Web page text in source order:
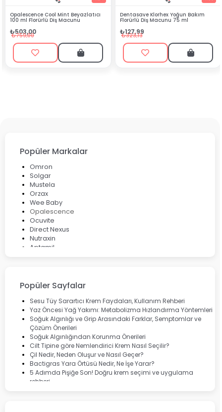
Dentasave Klorhex Yoğun Bakım
Florürlü Diş Macunu 75 ml
Black Berry Bitkisel
Popüler Markalar
Omron
Solgar
Mustela
Orzax
Wee Baby
Opalescence
Ocuvite
Direct Nexus
Nutraxin
Aptamil
Lansinoh
Cebrolux
Dermoskin
Marvis
Rcfarma
Popüler Sayfalar
Sesu Tüy Sarartıcı Krem Faydaları, Kullanım Rehberi
Yaz Öncesi Yağ Yakımı: Metabolizma Hızlandırma Yöntemleri
Soğuk Algınlığı ve Grip Arasındaki Farklar, Semptomlar ve
Çözüm Önerileri
Soğuk Algınlığından Korunma Önerileri
Cilt Tipine göre Nemlendirici Krem Nasıl Seçilir?
Çil Nedir, Neden Oluşur ve Nasıl Geçer?
Bactigras Yara Örtüsü Nedir, Ne İşe Yarar?
5 Adımda Pişiğe Son! Doğru krem seçimi ve uygulama
rehberi